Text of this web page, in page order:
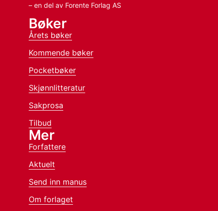
– en del av Forente Forlag AS
Bøker
Årets bøker
Kommende bøker
Pocketbøker
Skjønnlitteratur
Sakprosa
Tilbud
Mer
Forfattere
Aktuelt
Send inn manus
Om forlaget